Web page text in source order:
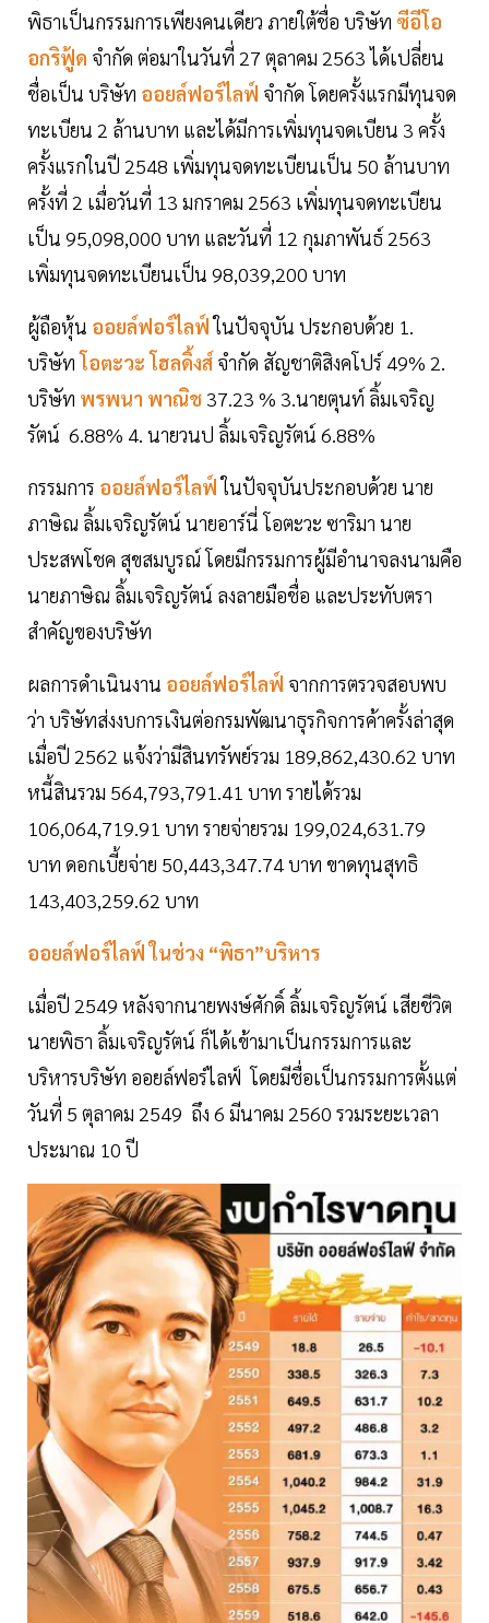
พิธาเป็นกรรมการเพียงคนเดียว ภายใต้ชื่อ บริษัท ซีอีโอ
อกริฟู้ด จำกัด ต่อมาในวันที่ 27 ตุลาคม 2563 ได้เปลี่ยน
ชื่อเป็น บริษัท ออยล์ฟอร์ไลฟ์ จำกัด โดยครั้งแรกมีทุนจด
ทะเบียน 2 ล้านบาท และได้มีการเพิ่มทุนจดเบียน 3 ครั้ง
ครั้งแรกในปี 2548 เพิ่มทุนจดทะเบียนเป็น 50 ล้านบาท
ครั้งที่ 2 เมื่อวันที่ 13 มกราคม 2563 เพิ่มทุนจดทะเบียน
เป็น 95,098,000 บาท และวันที่ 12 กุมภาพันธ์ 2563
เพิ่มทุนจดทะเบียนเป็น 98,039,200 บาท
ผู้ถือหุ้น ออยล์ฟอร์ไลฟ์ในปัจจุบัน ประกอบด้วย 1.
บริษัทโอตะวะ โฮลดิ้งส์ จำกัด สัญชาติสิงคโปร์ 49% 2.
บริษัท พรพนา พาณิช 37.23 % 3.นายตุนท์ ลิ้มเจริญ
รัตน์ 6.88% 4. นายวนป ลิ้มเจริญรัตน์ 6.88%
กรรมการ ออยล์ฟอร์ไลฟ์ในปัจจุบันประกอบด้วย นาย
ภาษิณ ลิ้มเจริญรัตน์ นายอาร์นี่ โอตะวะ ซาริมา นาย
ประสพโชค สุขสมบูรณ์ โดยมีกรรมการผู้มีอำนาจลงนามคือ
นายภาษิณ ลิ้มเจริญรัตน์ ลงลายมือชื่อ และประทับตรา
สำคัญของบริษัท
ผลการดำเนินงาน ออยล์ฟอร์ไลฟ์ จากการตรวจสอบพบ
ว่า บริษัทส่งงบการเงินต่อกรมพัฒนาธุรกิจการค้าครั้งล่าสุด
เมื่อปี 2562 แจ้งว่ามีสินทรัพย์รวม 189,862,430.62 บาท
หนี้สินรวม 564,793,791.41 บาท รายได้รวม
106,064,719.91 บาท รายจ่ายรวม 199,024,631.79
บาท ดอกเบี้ยจ่าย 50,443,347.74 บาท ขาดทุนสุทธิ
143,403,259.62 บาท
ออยล์ฟอร์ไลฟ์ ในช่วง “พิธา”บริหาร
เมื่อปี 2549 หลังจากนายพงษ์ศักดิ์ ลิ้มเจริญรัตน์ เสียชีวิต
นายพิธา ลิ้มเจริญรัตน์ ก็ได้เข้ามาเป็นกรรมการและ
บริหารบริษัท ออยล์ฟอร์ไลฟ์ โดยมีชื่อเป็นกรรมการตั้งแต่
วันที่ 5 ตุลาคม 2549 ถึง 6 มีนาคม 2560 รวมระยะเวลา
ประมาณ 10 ปี